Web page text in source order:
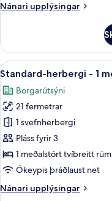
tvíbreitt
-
útsýni
yfir
port
Nánari upplýsingar
Nánari
herbergi
1
tvíbreitt
rúm
útsýni
yfir
port
Skoða
allar
myndir
fyrir
Standard-
herbergi
-
1
meðalstórt
tvíbreitt
10
Standard-herbergi - 1
Borgarútsýni
21 fermetrar
1 svefnherbergi
Pláss fyrir 3
1 meðalstórt tvíbreitt rúm
Ókeypis þráðlaust net
Nánari upplýsingar
Nánari